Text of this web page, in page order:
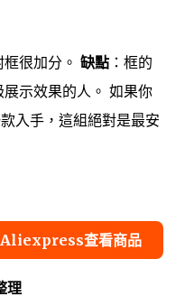
很加分。 缺點 ：框的
示效果的人。 如果你
入手，這組絕對是最安
查看商品
理